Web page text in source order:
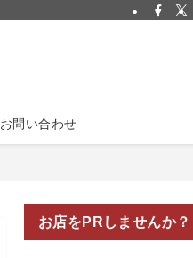
お問い合わせ
お店をPRしませんか？